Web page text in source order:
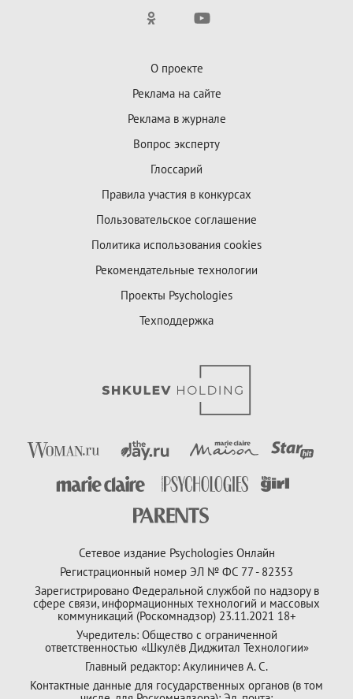
О проекте
Реклама на сайте
Реклама в журнале
Вопрос эксперту
Глоссарий
Правила участия в конкурсах
Пользовательское соглашение
Политика использования cookies
Рекомендательные технологии
Проекты Psychologies
Техподдержка
Сетевое издание Psychologies Онлайн
Регистрационный номер ЭЛ № ФС 77 - 82353
Зарегистрировано Федеральной службой по надзору в
сфере связи, информационных технологий и массовых
коммуникаций (Роскомнадзор) 23.11.2021 18+
Учредитель: Общество с ограниченной
ответственностью «Шкулёв Диджитал Технологии»
Главный редактор: Акулиничев А. С.
Контактные данные для государственных органов (в том